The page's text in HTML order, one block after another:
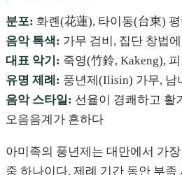
분포: 화롄(花蓮), 타이동(台東) 평
음악 특색: 가무 검비, 집단 창법
대표 악기: 죽영(竹鈴, Kakeng),
유명 제례: 풍년제(Ilisin) 가무, 남
음악 스타일: 선율이 경쾌하고 활
오음음계가 흔하다
아미족의 풍년제는 대만에서 가
중 하나이다. 제례 기간 동안 부족